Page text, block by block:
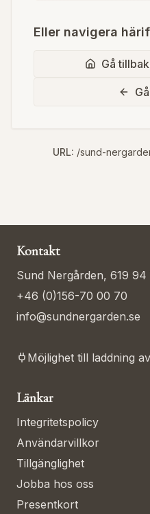
Eller navigera
Gå
URL: /sund-
Kontakt
Sund Nergården, 619 94
+46 (0)156-70 00 70
info@sundnergarden.se
Möjlighet till laddning
Länkar
Integritetspolicy
Användarvillkor
Tillgänglighet
Jobba hos oss
Presentkort